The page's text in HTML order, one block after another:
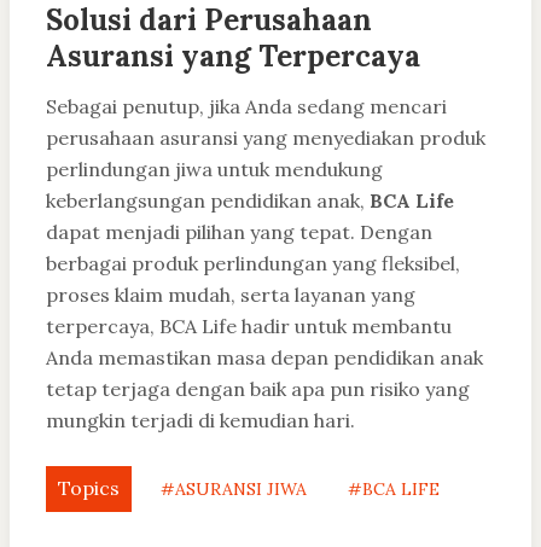
Solusi dari Perusahaan
Asuransi yang Terpercaya
Sebagai penutup, jika Anda sedang mencari
perusahaan asuransi yang menyediakan produk
perlindungan jiwa untuk mendukung
keberlangsungan pendidikan anak, BCA Life
dapat menjadi pilihan yang tepat. Dengan
berbagai produk perlindungan yang fleksibel,
proses klaim mudah, serta layanan yang
terpercaya, BCA Life hadir untuk membantu
Anda memastikan masa depan pendidikan anak
tetap terjaga dengan baik apa pun risiko yang
mungkin terjadi di kemudian hari.
Topics #ASURANSI JIWA #BCA LIFE